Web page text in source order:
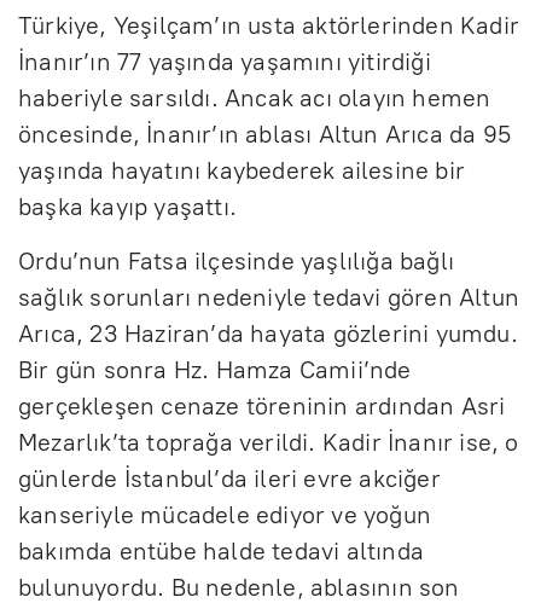
Türkiye, Yeşilçam’ın usta aktörlerinden Kadir
İnanır’ın 77 yaşında yaşamını yitirdiği
haberiyle sarsıldı. Ancak acı olayın hemen
öncesinde, İnanır’ın ablası Altun Arıca da 95
yaşında hayatını kaybederek ailesine bir
başka kayıp yaşattı.
Ordu’nun Fatsa ilçesinde yaşlılığa bağlı
sağlık sorunları nedeniyle tedavi gören Altun
Arıca, 23 Haziran’da hayata gözlerini yumdu.
Bir gün sonra Hz. Hamza Camii’nde
gerçekleşen cenaze töreninin ardından Asri
Mezarlık’ta toprağa verildi. Kadir İnanır ise, o
günlerde İstanbul’da ileri evre akciğer
kanseriyle mücadele ediyor ve yoğun
bakımda entübe halde tedavi altında
bulunuyordu. Bu nedenle, ablasının son